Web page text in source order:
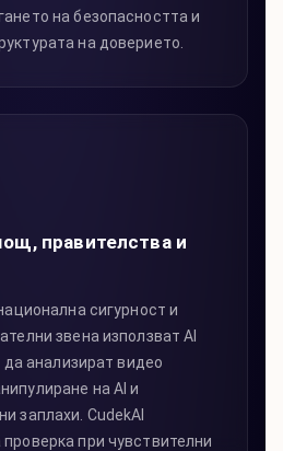
на безопасността и
на доверието.
правителства и
сигурност и
звена използват AI
анализират видео
на AI и
заплахи. CudekAI
при чувствителни